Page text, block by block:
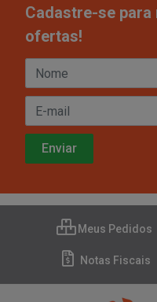
Cadastre-se
ofertas!
Meus Pedidos
Notas Fiscais